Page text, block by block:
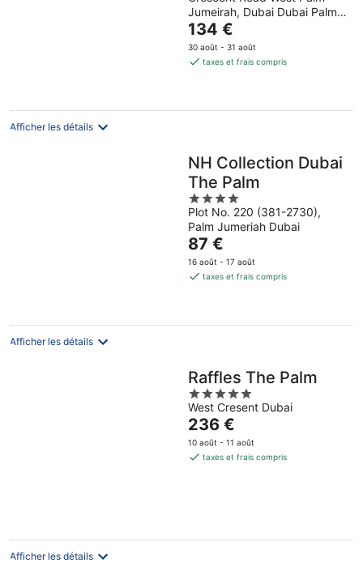
by IHG
of
5
Jumeirah, Dubai Dubai Palm
Jumeirah Road
Le
prix
est
par
134 €
30 août - 31 août
taxes et frais compris
Afficher les détails
NH Collection Dubai
The Palm
4
out
of
5
Plot No. 220 (381-2730),
Palm Jumeriah Dubai
Le
prix
est
par
87 €
16 août - 17 août
taxes et frais compris
Afficher les détails
Raffles The Palm
5
out
of
5
West Cresent Dubai
Le
prix
est
236 €
10 août - 11 août
taxes et frais compris
Afficher les détails